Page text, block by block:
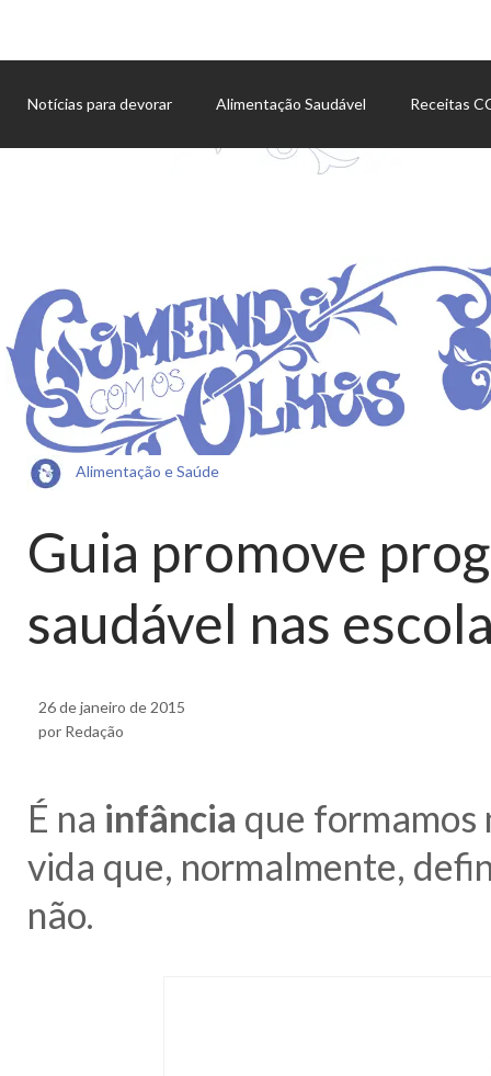
Notícias para devorar Alimentação Saudável Receitas
Alimentação e Saúde
Guia promove
saudável nas
26 de janeiro de 2015
por Redação
É na infância que formamos
vida que, normalmente,
não.